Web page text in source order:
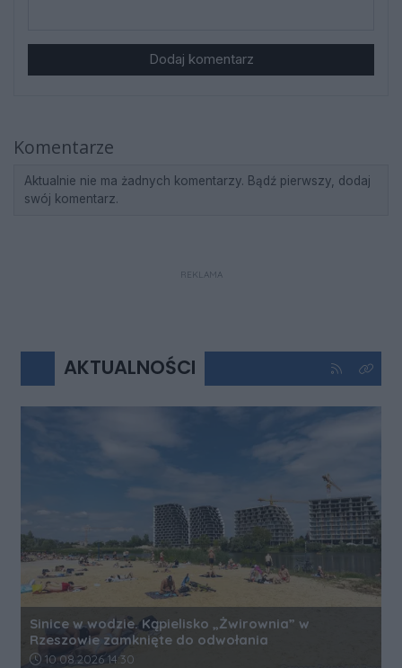
Dodaj komentarz
Komentarze
Aktualnie nie ma żadnych komentarzy. Bądź pierwszy, dodaj
swój komentarz.
REKLAMA
AKTUALNOŚCI Kliknij aby
Kliknij
Sinice w wodzie. Kąpielisko „Żwirownia” w
Rzeszowie zamknięte do odwołania
Data dodania artykułu:
10.08.2026 14:30